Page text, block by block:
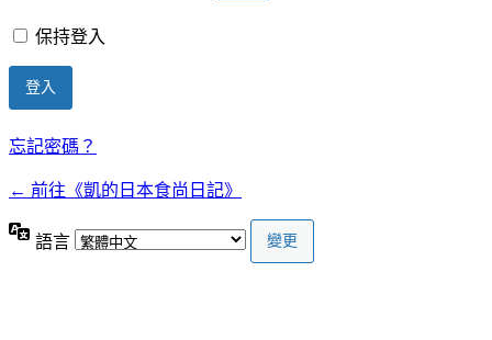
保持登入
忘記密碼？
← 前往《凱的日本食尚日記》
語言